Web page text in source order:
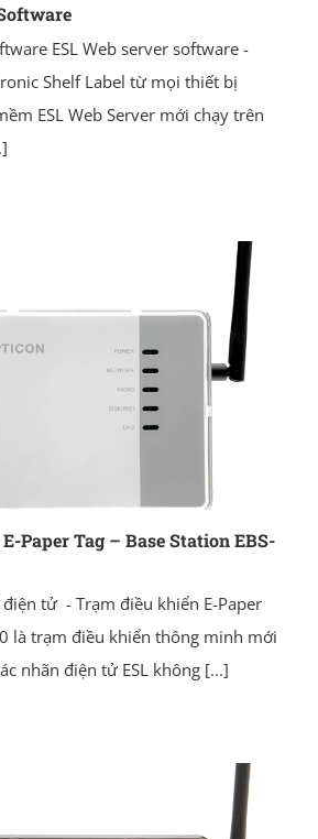
ESL Web server software -
Shelf Label từ mọi thiết bị
ESL Web Server mới chạy trên
Paper Tag – Base Station EBS-
tử - Trạm điều khiển E-Paper
là trạm điều khiển thông minh mới
nhãn điện tử ESL không[...]